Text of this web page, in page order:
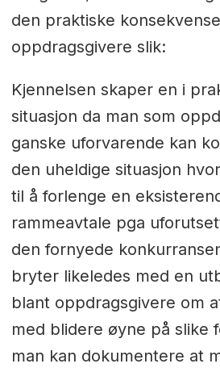
den praktiske
oppdragsgivere slik:
Kjennelsen skaper en i
situasjon da man som
ganske uforvarende kan
den uheldige situasjon
til å forlenge en
rammeavtale pga
den fornyede
bryter likeledes med en
blant oppdragsgivere om
med blidere øyne på slike
man kan dokumentere at